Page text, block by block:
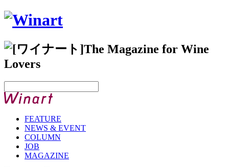
FEATURE
NEWS & EVENT
COLUMN
JOB
MAGAZINE